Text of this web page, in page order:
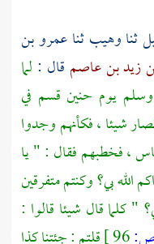
ثناوهيبثناعمرو بن
زيد بن عاصم قال : لما
يوم حنين قسم في
شيئا ، فكأنهم وجدوا
، فخطبهم فقال : " يا
الله بي؟ وكنتم متفرقين
" كلما قال شيئا قالوا :